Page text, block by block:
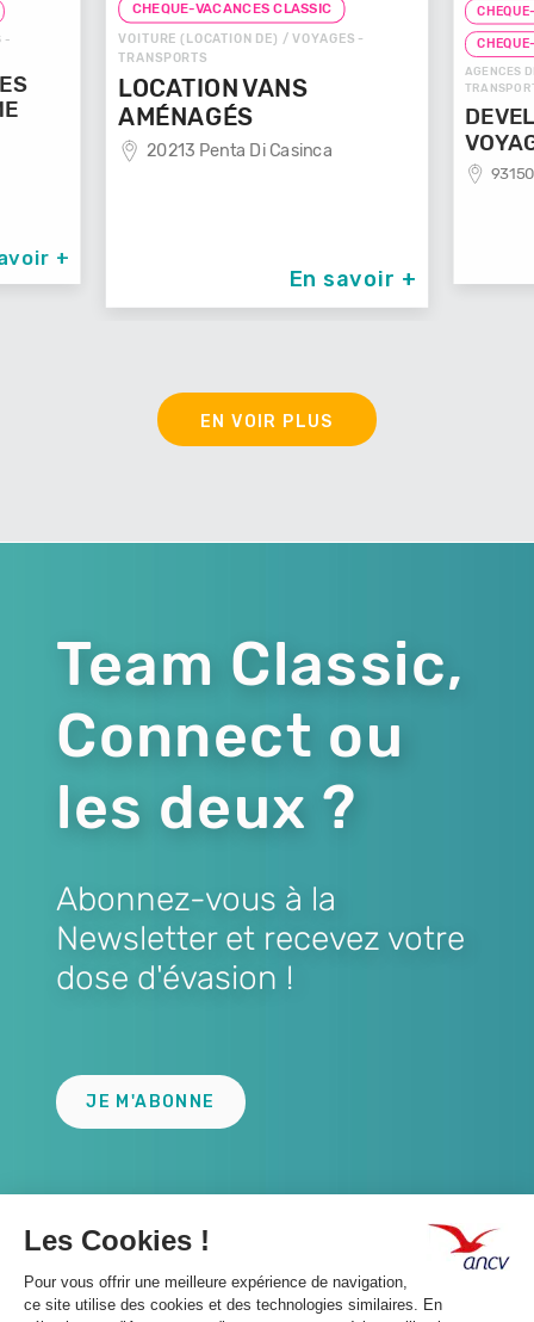
+
CHEQUE-VACANCES CLASSIC
VOITURE (LOCATION DE) / VOYAGES -
TRANSPORTS
LOCATION VANS
AMÉNAGÉS
20213 Penta Di Casinca
En savoir +
CHEQUE-
CHEQUE-
AGENCES DE
TRANSPORTS
VOYAGES
93150 Le
EN VOIR PLUS
Team Classic,
Connect ou
les deux ?
Abonnez-vous à la
Newsletter et recevez votre
dose d'évasion !
JE M'ABONNE